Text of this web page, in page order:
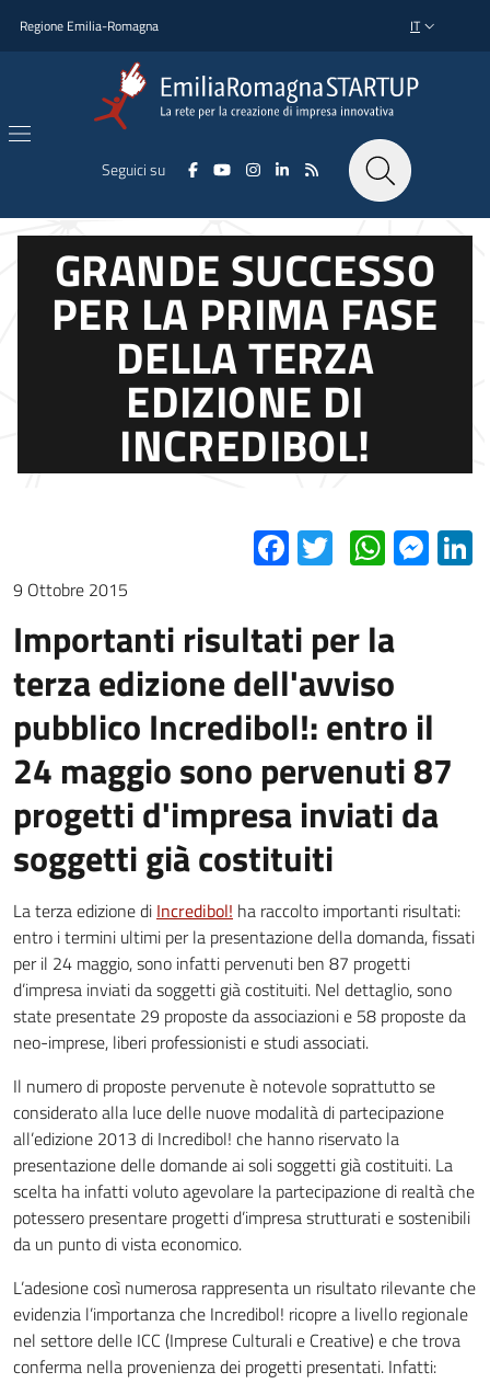
Regione Emilia-Romagna SELETTORE
IT
Seguici su
GRANDE SUCCESSO
PER LA PRIMA FASE
DELLA TERZA
EDIZIONE DI
INCREDIBOL!
Facebook
Twitter
9 Ottobre 2015
Importanti risultati per la
terza edizione dell'avviso
pubblico Incredibol!: entro il
24 maggio sono pervenuti 87
progetti d'impresa inviati da
soggetti già costituiti
La terza edizione di Incredibol! ha raccolto importanti risultati:
entro i termini ultimi per la presentazione della domanda, fissati
per il 24 maggio, sono infatti pervenuti ben 87 progetti
d’impresa inviati da soggetti già costituiti. Nel dettaglio, sono
state presentate 29 proposte da associazioni e 58 proposte da
neo-imprese, liberi professionisti e studi associati.
Il numero di proposte pervenute è notevole soprattutto se
considerato alla luce delle nuove modalità di partecipazione
all’edizione 2013 di Incredibol! che hanno riservato la
presentazione delle domande ai soli soggetti già costituiti. La
scelta ha infatti voluto agevolare la partecipazione di realtà che
potessero presentare progetti d’impresa strutturati e sostenibili
da un punto di vista economico.
L’adesione così numerosa rappresenta un risultato rilevante che
evidenzia l’importanza che Incredibol! ricopre a livello regionale
nel settore delle ICC (Imprese Culturali e Creative) e che trova
conferma nella provenienza dei progetti presentati. Infatti: